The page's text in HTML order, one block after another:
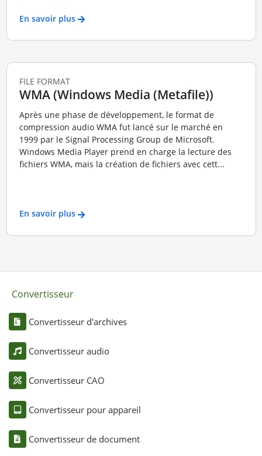
En savoir plus
FILE FORMAT
WMA (Windows Media (Metafile))
Après une phase de développement, le format de
compression audio WMA fut lancé sur le marché en
1999 par le Signal Processing Group de Microsoft.
Windows Media Player prend en charge la lecture des
fichiers WMA, mais la création de fichiers avec cett...
En savoir plus
Convertisseur
Convertisseur d'archives
Convertisseur audio
Convertisseur CAO
Convertisseur pour appareil
Convertisseur de document